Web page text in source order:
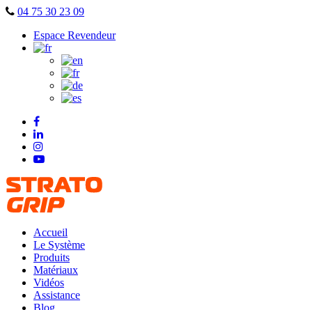
Skip
content
04 75 30 23 09
Espace Revendeur
Accueil
Le Système
Produits
Matériaux
Vidéos
Assistance
Blog